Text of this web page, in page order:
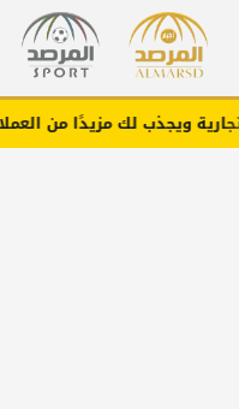
من العملاء (اضغط لطلب